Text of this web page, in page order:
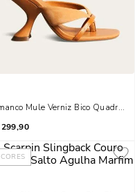
Mule Verniz Bico
299,90
CORES